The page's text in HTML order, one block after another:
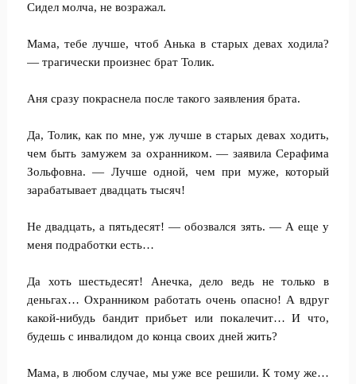
Сидел молча, не возражал.
Мама, тебе лучше, чтоб Анька в старых девах ходила?
— трагически произнес брат Толик.
Аня сразу покраснела после такого заявления брата.
Да, Толик, как по мне, уж лучше в старых девах ходить,
чем быть замужем за охранником. — заявила Серафима
Зольфовна. — Лучше одной, чем при муже, который
зарабатывает двадцать тысяч!
Не двадцать, а пятьдесят! — обозвался зять. — А еще у
меня подработки есть…
Да хоть шестьдесят! Анечка, дело ведь не только в
деньгах… Охранником работать очень опасно! А вдруг
какой-нибудь бандит прибьет или покалечит… И что,
будешь с инвалидом до конца своих дней жить?
Мама, в любом случае, мы уже все решили. К тому же…